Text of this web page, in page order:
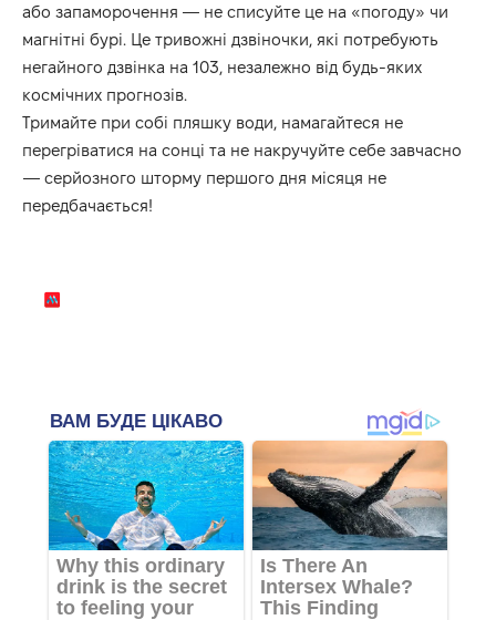
або запаморочення — не списуйте це на «погоду» чи
магнітні бурі. Це тривожні дзвіночки, які потребують
негайного дзвінка на 103, незалежно від будь-яких
космічних прогнозів.
Тримайте при собі пляшку води, намагайтеся не
перегріватися на сонці та не накручуйте себе завчасно
— серйозного шторму першого дня місяця не
передбачається!